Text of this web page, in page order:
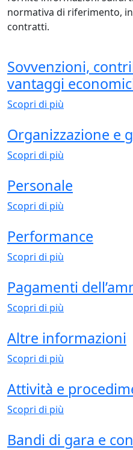
normativa di riferimento,
contratti.
Sovvenzioni,
vantaggi
Scopri di più
Organizzazione e
Scopri di più
Personale
Scopri di più
Performance
Scopri di più
Pagamenti
Scopri di più
Altre informazioni
Scopri di più
Attività e
Scopri di più
Bandi di gara e